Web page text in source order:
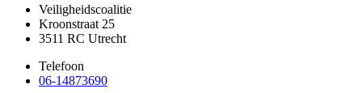
Veiligheidscoalitie
Kroonstraat 25
3511 RC Utrecht
Telefoon
06-14873690